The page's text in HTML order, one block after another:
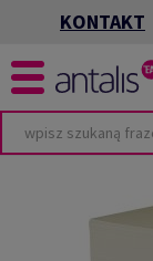
KONTAKT